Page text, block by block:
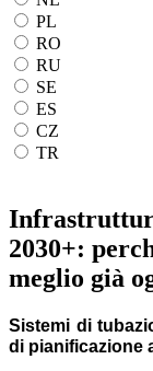
PL
RO
RU
SE
ES
CZ
TR
2030+:
meglio già
Sistemi di
di pianificazione